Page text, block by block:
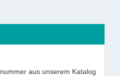
aus unserem Katalog